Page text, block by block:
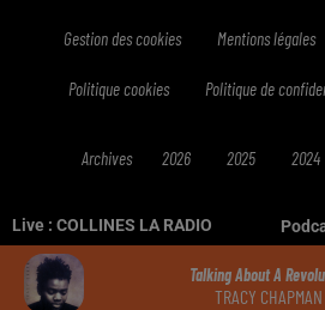
Live : COLLINES LA RADIO
Talking About A
TRACY CHAPMAN
Gestion des cookies Mentions légales
Politique cookies Politique de
Archives 2026 2025 2024